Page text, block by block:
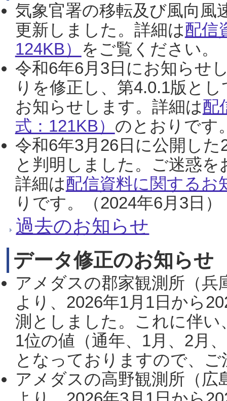
気象官署の移転及び風向風
更新しました。詳細は配信
124KB） をご覧ください。
令和6年6月3日にお知らせ
りを修正し、第4.0.1版と
お知らせします。詳細は配
式：121KB） のとおりです
令和6年3月26日に公開し
と判明しました。ご迷惑
詳細は配信資料に関するお
りです。（2024年6月3日）
過去のお知らせ
データ修正のお知らせ
アメダスの郡家観測所（
より、2026年1月1日から
測としました。これに伴い
1位の値（通年、1月、2月
となっておりますので、
アメダスの高野観測所（